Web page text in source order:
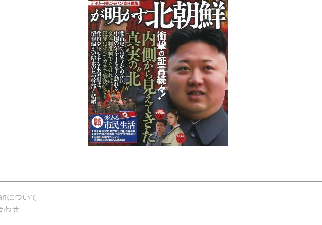
について
わせ